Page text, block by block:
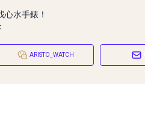
水手錶！
ARISTO_WATCH